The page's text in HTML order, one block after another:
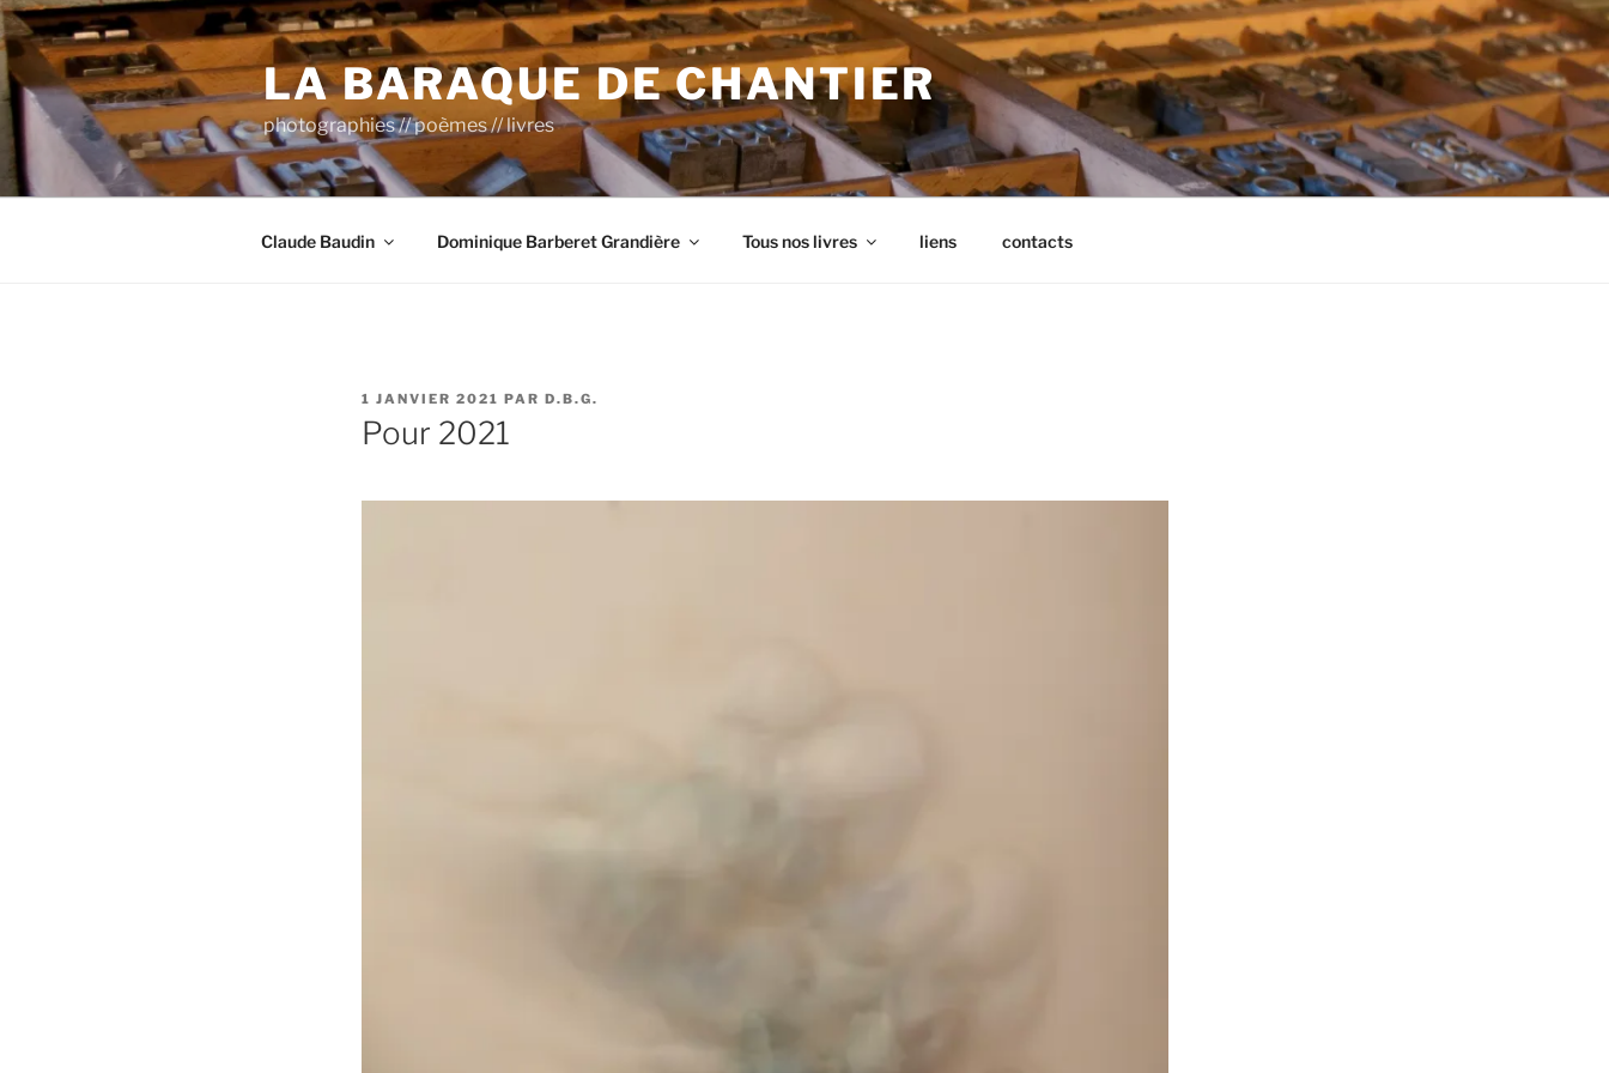
Aller
au
contenu
principal
LA BARAQUE DE CHANTIER
photographies // poèmes // livres
Claude Baudin Dominique Barberet Grandière Tous nos livres liens contacts
PUBLIÉ
LE
1 JANVIER 2021 PAR D.B.G.
Pour 2021